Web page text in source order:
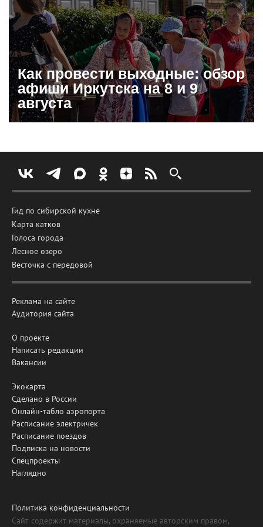
Как провести выходные: обзор
афиши Иркутска на 8 и 9
августа
Гид по сибирской кухне
Карта катков
Голоса города
Лесное озеро
Весточка с передовой
Реклама на сайте
Аудитория сайта
О проекте
Написать редакции
Вакансии
Экокарта
Сделано в России
Онлайн-табло аэропорта
Расписание электричек
Расписание поездов
Подписка на новости
Спецпроекты
Наглядно
Политика конфиденциальности
Сайт содержит материалы, охраняемые авторским правом,